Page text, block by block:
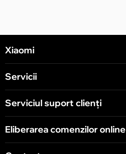
Xiaomi
Servicii
Serviciul suport clienţi
Eliberarea comenzilor online